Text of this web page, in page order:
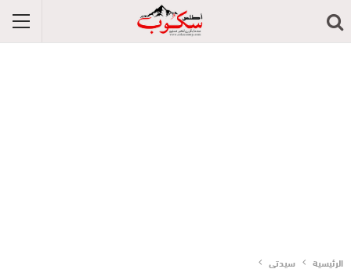
الرئيسية سيدتي